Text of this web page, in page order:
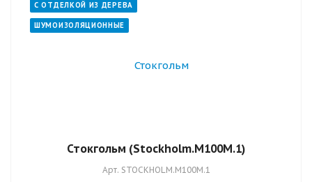
С ОТДЕЛКОЙ ИЗ ДЕРЕВА
ШУМОИЗОЛЯЦИОННЫЕ
Стокгольм (Stockholm.M100M.1)
Арт. STOCKHOLM.M100M.1